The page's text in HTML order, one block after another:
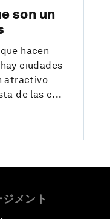
son un
hacen
ciudades
atractivo
de las c...
メント